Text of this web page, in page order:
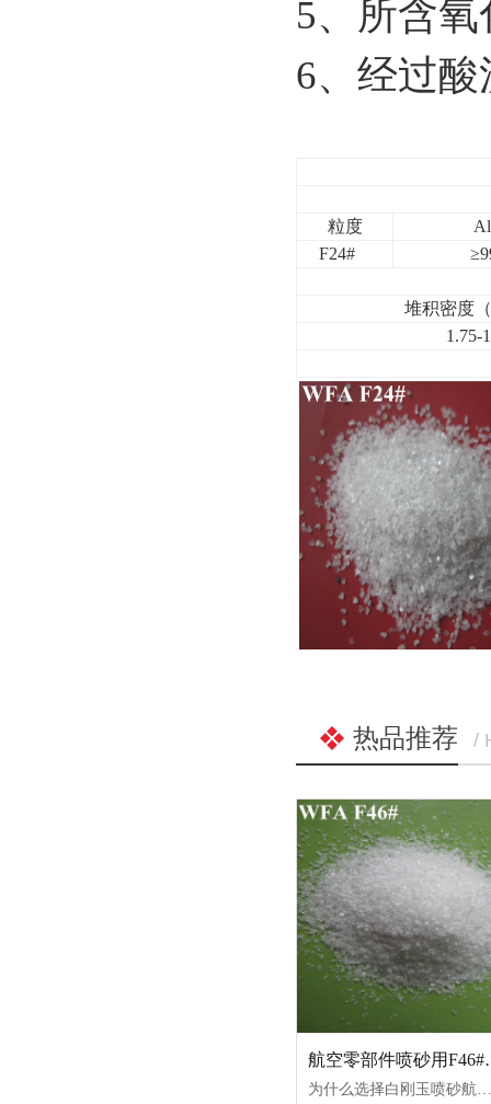
5、所含
6、经过
粒度
F24#
堆积密度
1.75-
热品推荐 /
航空零
为什么选择白刚玉喷砂航空零部件 一、超高纯度，杜绝铁污染 二、莫氏 9 级高硬度 + 自锐性，适配航空难加工合金 三、不会造成基材渗硅......